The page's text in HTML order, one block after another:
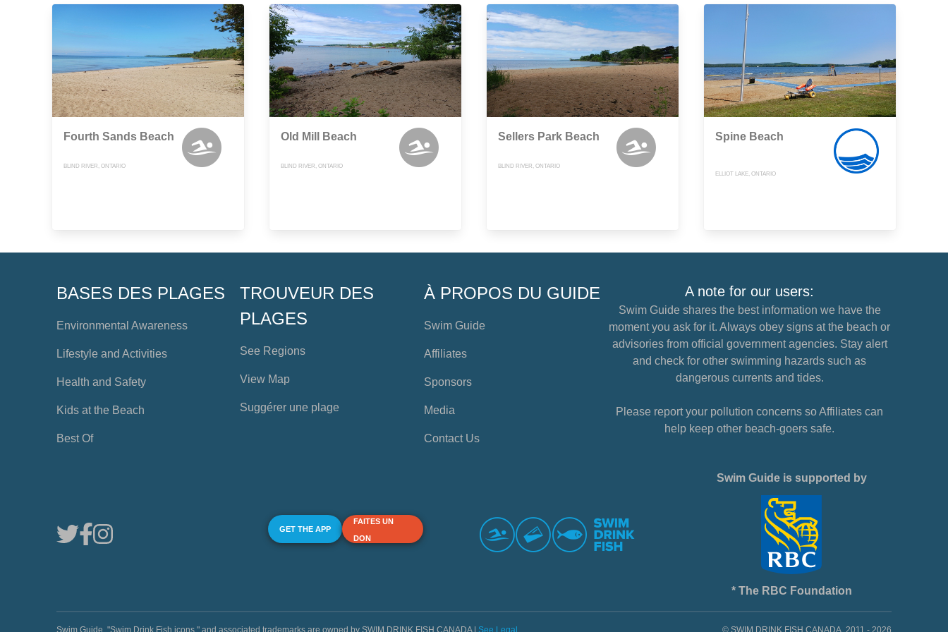
Fourth Sands Beach
BLIND RIVER, ONTARIO
Old Mill Beach
BLIND RIVER, ONTARIO
Sellers Park Beach
BLIND RIVER, ONTARIO
Spine Beach
ELLIOT LAKE, ONTARIO
BASES DES PLAGES
Environmental Awareness
Lifestyle and Activities
Health and Safety
Kids at the Beach
Best Of
TROUVEUR DES
PLAGES
See Regions
View Map
Suggérer une plage
À PROPOS DU GUIDE
Swim Guide
Affiliates
Sponsors
Media
Contact Us
A note for our users:
Swim Guide shares the best information we have the
moment you ask for it. Always obey signs at the beach or
advisories from official government agencies. Stay alert
and check for other swimming hazards such as
dangerous currents and tides.
Please report your pollution concerns so Affiliates can
help keep other beach-goers safe.
GET THE APP
FAITES UN
DON
Swim Guide is supported by
* The RBC Foundation